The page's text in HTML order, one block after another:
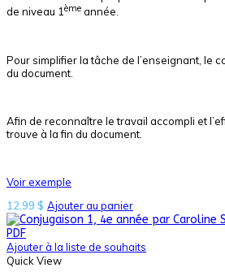
de niveau 1ème année.
Pour simplifier la tâche de l’enseignant, le
du document.
Afin de reconnaître le travail accompli et
trouve à la fin du document.
Voir exemple
12,99 $ Ajouter au panier
Ajouter à la liste de souhaits
Quick View